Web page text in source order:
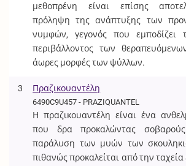
μεθοπρένη είναι επίσης
πρόληψη της ανάπτυξης των
νυμφών, γεγονός που εμποδίζει
περιβάλλοντος των
άωρες μορφές των ψύλλων.
3 Πραζικουαντέλη
6490C9U457 - PRAZIQUANTEL
Η πραζικουαντέλη είναι ένα
που δρα προκαλώντας
παράλυση των μυών των
πιθανώς προκαλείται από την ταχεία